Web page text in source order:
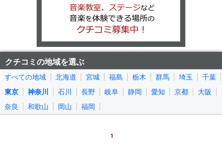
クチコミの地域を選ぶ
すべての地域 北海道 宮城 福島 栃木 群馬 埼玉
千葉
東京
神奈川 石川 長野 岐阜 静岡 愛知 京都
大阪
奈良
和歌山 岡山 福岡
1